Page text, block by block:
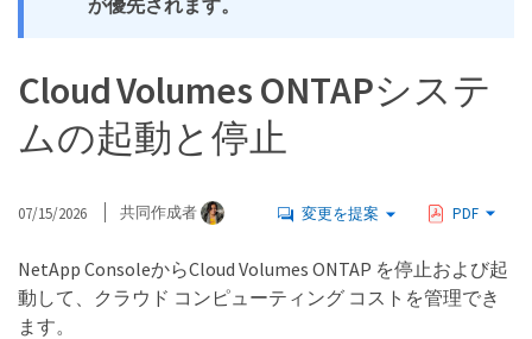
が優先されます。
Cloud Volumes ONTAPシステ
ムの起動と停止
07/15/2026 共同作成者 変更を提案 PDF
NetApp ConsoleからCloud Volumes ONTAP を停止および起
動して、クラウド コンピューティング コストを管理でき
ます。